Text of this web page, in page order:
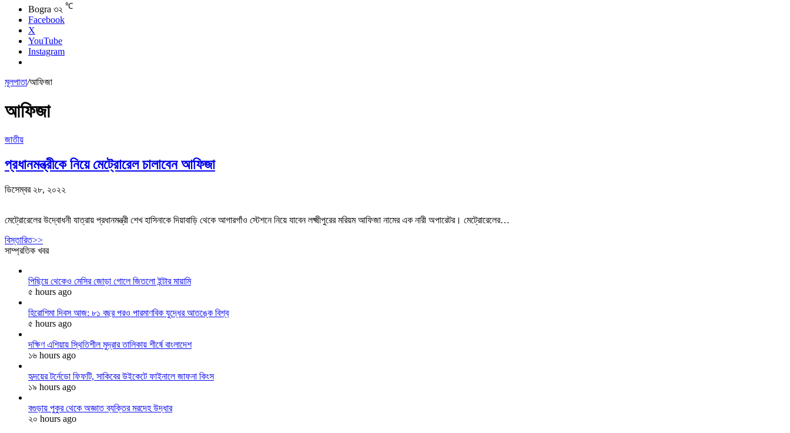
Bogra ৩২ ℃
Facebook
X
YouTube
Instagram
মূলপাতা/আফিজা
আফিজা
জাতীয়
প্রধানমন্ত্রীকে নিয়ে মেট্রোরেল চালাবেন আফিজা
ডিসেম্বর ২৮, ২০২২
মেট্রোরেলের উদ্বোধনী যাত্রায় প্রধানমন্ত্রী শেখ হাসিনাকে দিয়াবাড়ি থেকে আগারগাঁও স্টেশনে নিয়ে যাবেন লক্ষ্মীপুরের মরিয়ম আফিজা নামের এক নারী অপারেটর। মেট্রোরেলের…
বিস্তারিত>>
সাম্প্রতিক খবর
পিছিয়ে থেকেও মেসির জোড়া গোলে জিতলো ইন্টার মায়ামি
৫ hours ago
হিরোশিমা দিবস আজ: ৮১ বছর পরও পারমাণবিক যুদ্ধের আতঙ্কে বিশ্ব
৫ hours ago
দক্ষিণ এশিয়ায় স্থিতিশীল মুদ্রার তালিকায় শীর্ষে বাংলাদেশ
১৬ hours ago
হৃদয়ের টর্নেডো ফিফটি, সাকিবের উইকেটে ফাইনালে জাফনা কিংস
১৯ hours ago
বগুড়ায় পুকুর থেকে অজ্ঞাত ব্যক্তির মরদেহ উদ্ধার
২০ hours ago